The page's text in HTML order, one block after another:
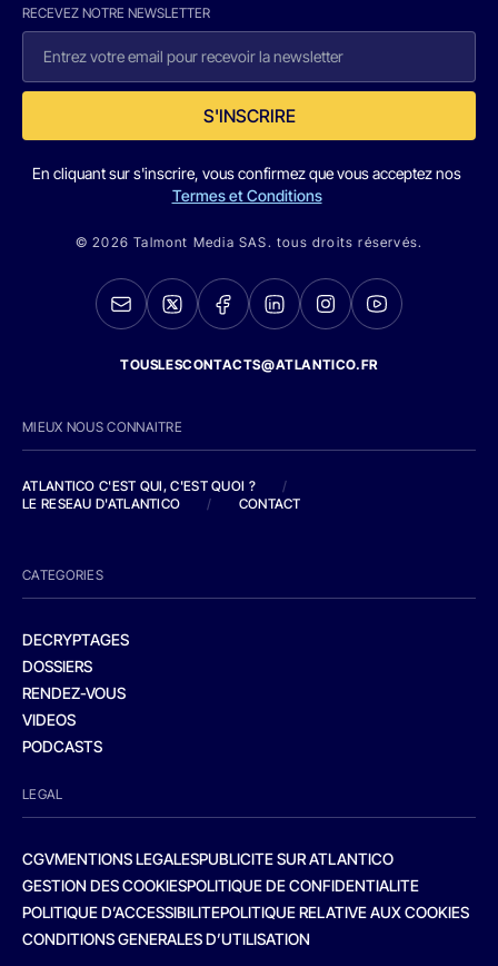
RECEVEZ NOTRE NEWSLETTER
S'INSCRIRE
En cliquant sur s'inscrire, vous confirmez que vous acceptez nos
Termes et Conditions
© 2026 Talmont Media SAS. tous droits réservés.
TOUSLESCONTACTS@ATLANTICO.FR
MIEUX NOUS CONNAITRE
ATLANTICO C'EST QUI, C'EST QUOI ?
/
LE RESEAU D'ATLANTICO
/ CONTACT
CATEGORIES
DECRYPTAGES
DOSSIERS
RENDEZ-VOUS
VIDEOS
PODCASTS
LEGAL
CGVMENTIONS LEGALESPUBLICITE SUR ATLANTICO
GESTION DES COOKIESPOLITIQUE DE CONFIDENTIALITE
POLITIQUE D’ACCESSIBILITEPOLITIQUE RELATIVE AUX COOKIES
CONDITIONS GENERALES D’UTILISATION